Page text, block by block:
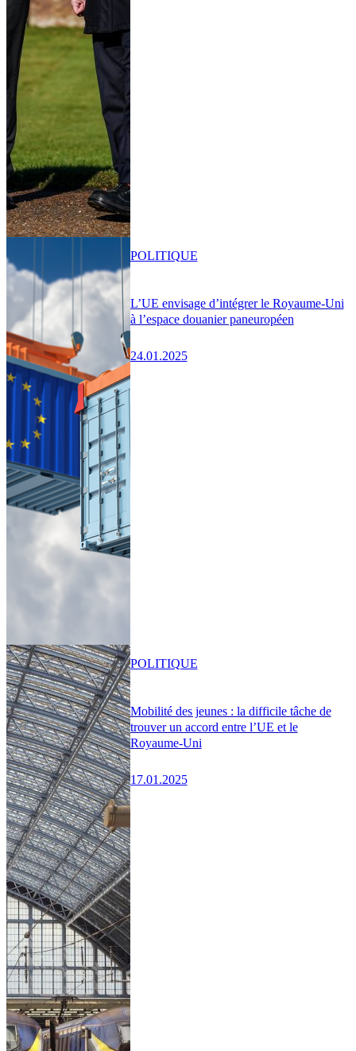
L’UE envisage d’intégrer le Royaume-Uni
à l’espace douanier paneuropéen
24.01.2025
POLITIQUE
Mobilité des jeunes : la difficile tâche de
trouver un accord entre l’UE et le
Royaume-Uni
17.01.2025
POLITIQUE